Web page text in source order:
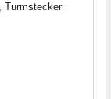
Turmstecker